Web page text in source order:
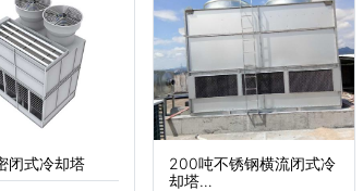
闭式冷却塔
200吨不锈钢横流闭式冷
却塔…